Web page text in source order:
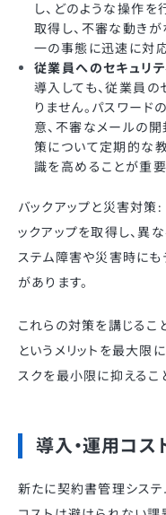
し、どのような操作
取得し、不審な動き
一の事態に迅速に対応
従業員へのセキュリ
導入しても、従業員
りません。パスワード
意、不審なメールの
策について定期的な
識を高めることが重要
バックアップと災害対策
ックアップを取得し、異
ステム障害や災害時に
があります。
これらの対策を講じるこ
というメリットを最大限
スクを最小限に抑えるこ
導入・運用コス
新たに契約書管理シス